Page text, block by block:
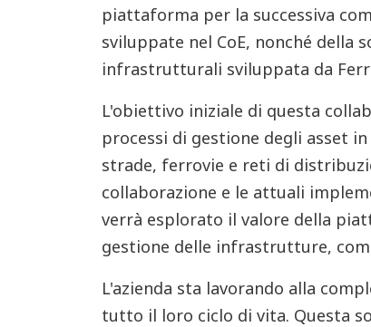
piattaforma per la successiva
sviluppate nel CoE, nonché della
infrastrutturali sviluppata da
L'obiettivo iniziale di questa
processi di gestione degli asset
strade, ferrovie e reti di
collaborazione e le attuali
verrà esplorato il valore della
gestione delle infrastrutture,
L'azienda sta lavorando alla
tutto il loro ciclo di vita. Questa